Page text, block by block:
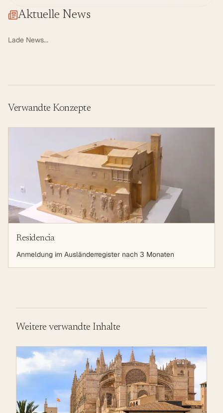
Aktuelle News
Lade News...
Verwandte Konzepte
Residencia
Anmeldung im Ausländerregister nach 3 Monaten
Weitere verwandte Inhalte